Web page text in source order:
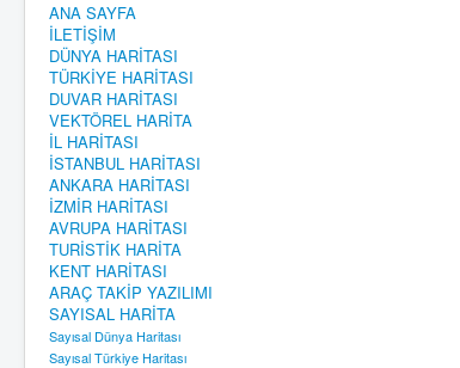
ANA SAYFA
İLETİŞİM
DÜNYA HARİTASI
TÜRKİYE HARİTASI
DUVAR HARİTASI
VEKTÖREL HARİTA
İL HARİTASI
İSTANBUL HARİTASI
ANKARA HARİTASI
İZMİR HARİTASI
AVRUPA HARİTASI
TURİSTİK HARİTA
KENT HARİTASI
ARAÇ TAKİP YAZILIMI
SAYISAL HARİTA
Sayısal Dünya Haritası
Sayısal Türkiye Haritası